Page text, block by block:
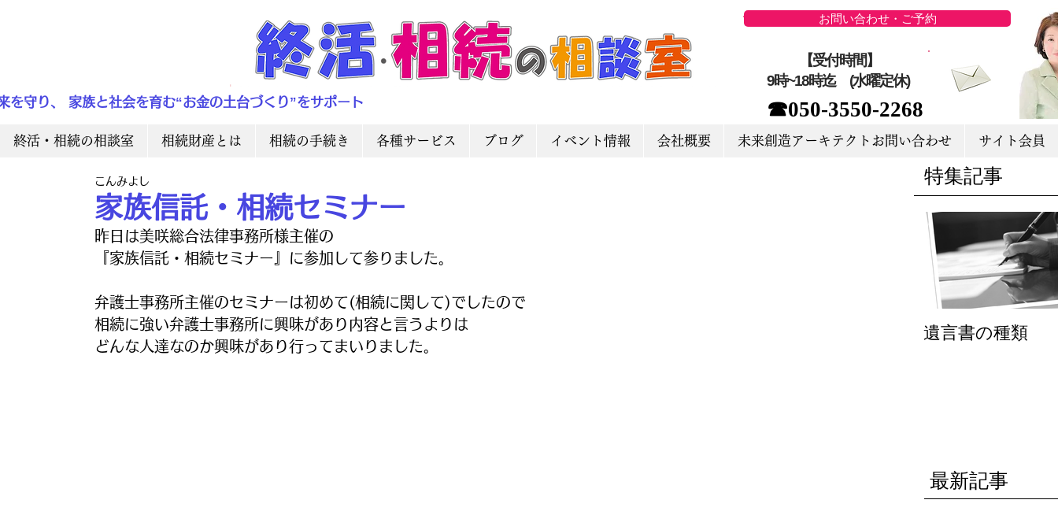
を守り、 家族と社会を育む“お金の土台づくり”をサポート
お問い合わせ・ご予約
☎050-3550-2268
【受付時間】
9時~18時迄 (水曜定休)
終活・相続の相談室 相続財産とは 相続の手続き 各種サービス ブログ イベント情報 会社概要 未来創造アーキテクトお問い合わせ サイト会員
家族信託・相続セミナー
こんみよし
昨日は美咲総合法律事務所様主催の
『家族信託・相続セミナー』に参加して参りました。
弁護士事務所主催のセミナーは初めて(相続に関して)でしたので
相続に強い弁護士事務所に興味があり内容と言うよりは
どんな人達なのか興味があり行ってまいりました。
特集記事
遺言書の種類
最新記事